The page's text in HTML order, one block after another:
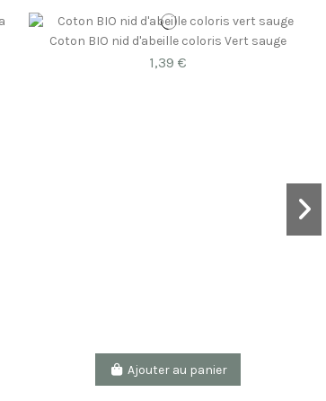
Coton BIO nid d'abeille coloris Vert sauge
1,39 €
Ajouter au panier